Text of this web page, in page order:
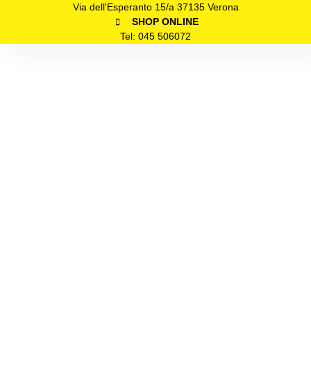
Via dell'Esperanto 15/a 37135 Verona
SHOP ONLINE
Tel: 045 506072